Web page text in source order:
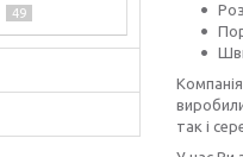
так і
49